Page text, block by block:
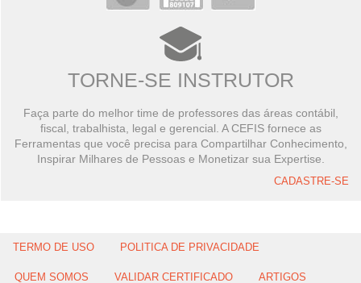
TORNE-SE INSTRUTOR
Faça parte do melhor time de professores das áreas contábil,
fiscal, trabalhista, legal e gerencial. A CEFIS fornece as
Ferramentas que você precisa para Compartilhar Conhecimento,
Inspirar Milhares de Pessoas e Monetizar sua Expertise.
CADASTRE-SE
TERMO DE USO POLITICA DE PRIVACIDADE
QUEM SOMOS VALIDAR CERTIFICADO ARTIGOS